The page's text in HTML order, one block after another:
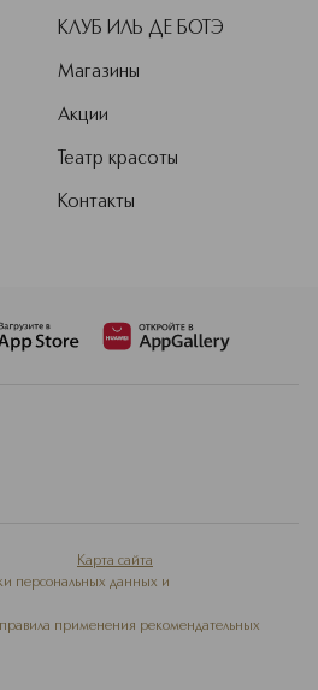
КЛУБ ИЛЬ ДЕ БОТЭ
Магазины
Акции
Театр красоты
Контакты
Карта сайта
персональных данных и
правила применения рекомендательных